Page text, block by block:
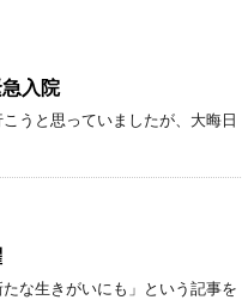
入院
うと思っていましたが、大晦日
な生きがいにも」という記事を